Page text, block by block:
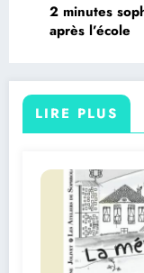
2 minutes
après l’école
LIRE PLUS